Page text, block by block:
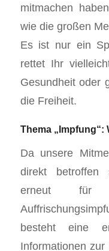
mitmachen
wie die großen
Es ist nur ein
rettet Ihr
Gesundheit oder
die Freiheit.
Thema „Impfung“:
Da unsere
direkt betroffen
erneut für
besteht eine
Informationen